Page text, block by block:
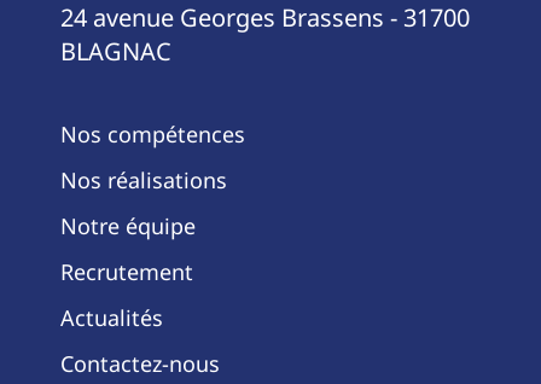
24 avenue Georges Brassens - 31700
BLAGNAC
Nos compétences
Nos réalisations
Notre équipe
Recrutement
Actualités
Contactez-nous